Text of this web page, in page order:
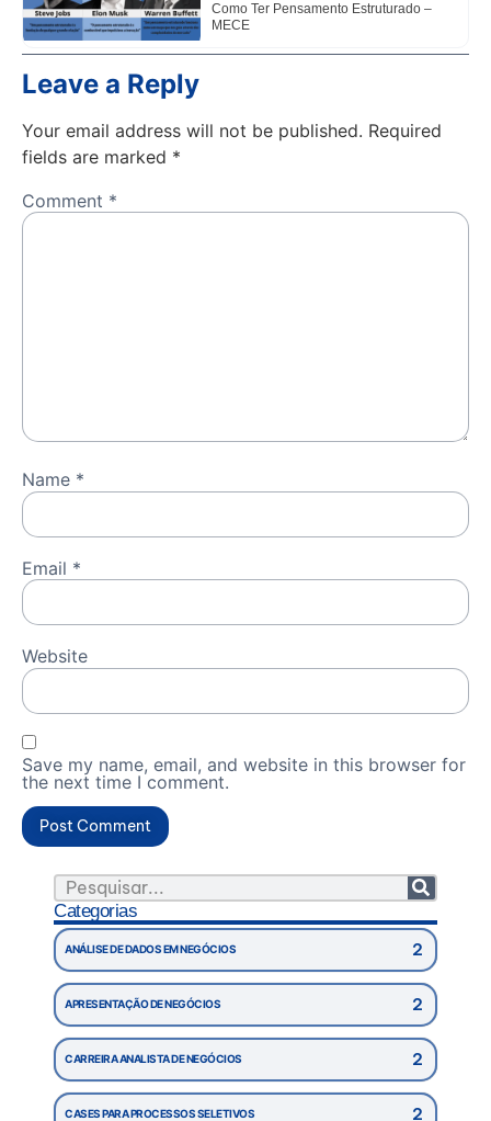
Como Ter Pensamento Estruturado –
MECE
Leave a Reply
Your email address will not be published. Required
fields are marked *
Comment *
Name *
Email *
Website
Save my name, email, and website in this browser for
the next time I comment.
Categorias
ANÁLISE DE DADOS EM NEGÓCIOS 2
APRESENTAÇÃO DE NEGÓCIOS 2
CARREIRA ANALISTA DE NEGÓCIOS 2
CASES PARA PROCESSOS SELETIVOS 2